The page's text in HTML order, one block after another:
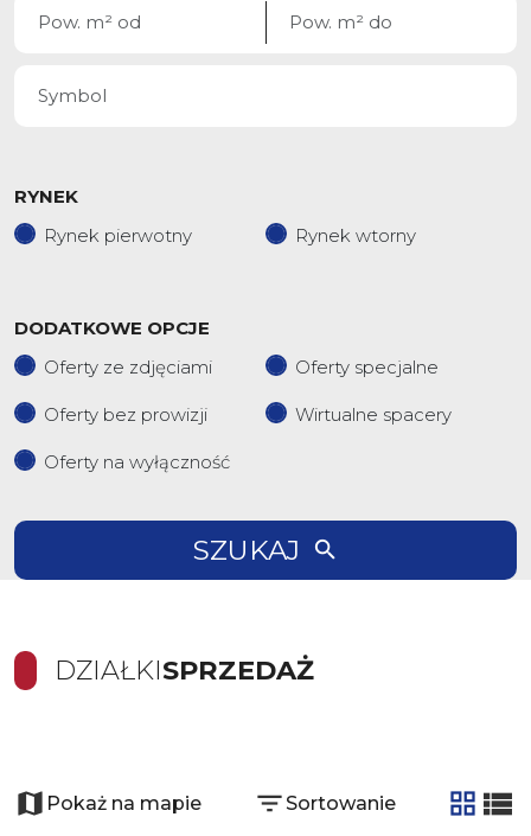
RYNEK
Rynek pierwotny
Rynek wtorny
DODATKOWE OPCJE
Oferty ze zdjęciami
Oferty specjalne
Oferty bez prowizji Wirtualne spacery
Oferty na wyłączność
SZUKAJ
DZIAŁKISPRZEDAŻ
8
−Pokaż na mapie Sortowanie
tabela